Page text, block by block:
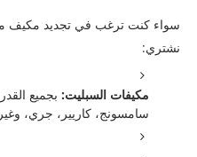
سواء كنت ترغب في تجديد مكيف
نشتري:
مكيفات السبليت:
سامسونج، كاريير، جري،